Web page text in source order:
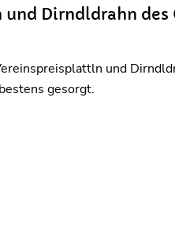
Dirndldrahn des
und
gesorgt.